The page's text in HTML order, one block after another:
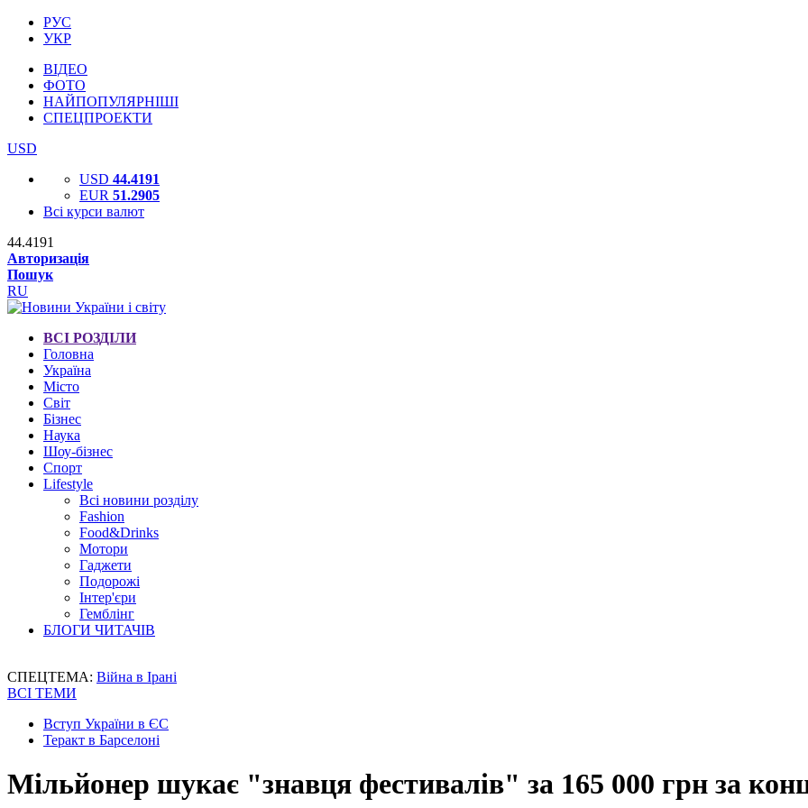
РУС
УКР
ВІДЕО
ФОТО
НАЙПОПУЛЯРНІШІ
СПЕЦПРОЕКТИ
USD
USD 44.4191
EUR 51.2905
Всі курси валют
44.4191
Авторизація
Пошук
RU
ВСІ РОЗДІЛИ
Головна
Україна
Місто
Світ
Бізнес
Наука
Шоу-бізнес
Спорт
Lifestyle
Всі новини розділу
Fashion
Food&Drinks
Мотори
Гаджети
Подорожі
Інтер'єри
Гемблінг
БЛОГИ ЧИТАЧІВ
СПЕЦТЕМА: Війна в Ірані
ВСІ ТЕМИ
Вступ України в ЄС
Теракт в Барселоні
Мільйонер шукає "знавця фестивалів" за 165 000 грн за